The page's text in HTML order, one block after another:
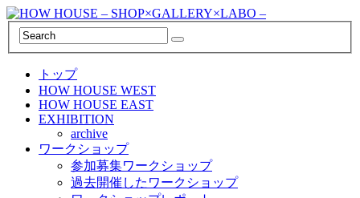
トップ
HOW HOUSE WEST
HOW HOUSE EAST
EXHIBITION
archive
ワークショップ
参加募集ワークショップ
過去開催したワークショップ